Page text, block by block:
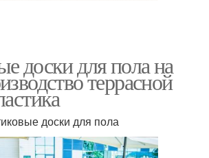
доски для пола на
террасной
доски для пола